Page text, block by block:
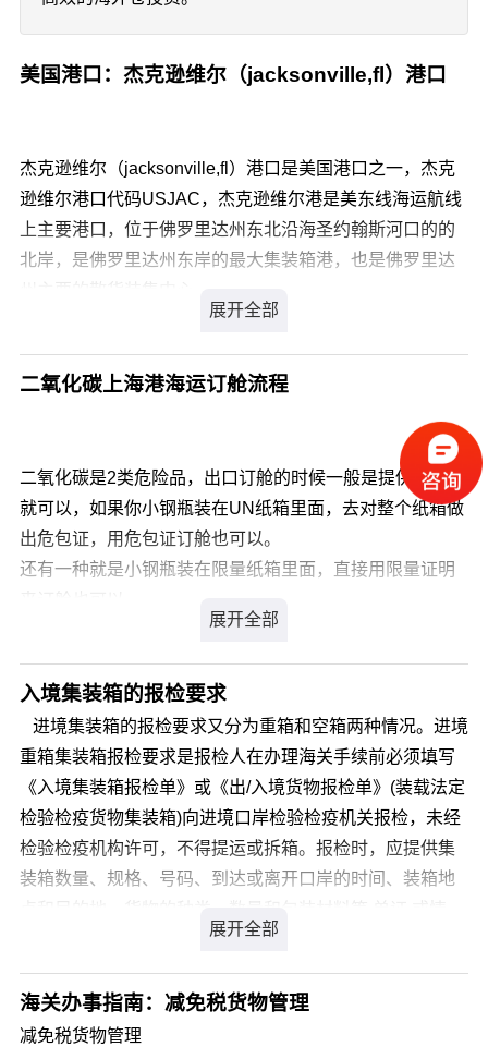
美国港口：杰克逊维尔（jacksonville,fl）港口
杰克逊维尔（jacksonville,fl）港口是美国港口之一，杰克
逊维尔港口代码USJAC，杰克逊维尔港是美东线海运航线
上主要港口，位于佛罗里达州东北沿海圣约翰斯河口的的
北岸，是佛罗里达州东岸的最大集装箱港，也是佛罗里达
港口名 杰克逊维尔 Jacksonville,FL 港口代码 USJAC 主要
港口 主要 国家/地区代码 US 国家/地区 美国 国家/地区英文
名称 USA 航线名称 美东线
二氧化碳上海港海运订舱流程
二氧化碳是2类危险品，出口订舱的时候一般是提供锅检证
就可以，如果你小钢瓶装在UN纸箱里面，去对整个纸箱做
出危包证，用危包证订舱也可以。
还有一种就是小钢瓶装在限量纸箱里面，直接用限量证明
锅检证，限量证，船级证都可以用来订舱截申报。
UN No.：1013 CLASS 2.2
海运危险货物运输规则 （IMDG Code）
联合国正确运输名称（中文）：二氧化碳
联合国正确运输名称（英文）：CARBON DIOXIDE
有限数量：120ml
危险品出口先是订舱，然后是危申报，进港报关，签单。
订舱的时候提供钢瓶证书也叫锅检证书。要是钢瓶装在纸
箱里面可以做出危包证的，提供危包证也是可以的，订舱
做危申报的时候提供正本。
排报关，再就是去进港。
需要注意的是2类危险品是需要船边直装的，所有进港时间
入境集装箱的报检要求
进境集装箱的报检要求又分为重箱和空箱两种情况。进境
重箱集装箱报检要求是报检人在办理海关手续前必须填写
《入境集装箱报检单》或《出/入境货物报检单》(装载法定
检验检疫货物集装箱)向进境口岸检验检疫机关报检，未经
检验检疫机构许可，不得提运或拆箱。报检时，应提供集
装箱数量、规格、号码、到达或离开口岸的时间、装箱地
况。进境空箱报检要求是报检人在办理 海关 手续前必须向
进境口岸检验检疫机构申报，申报内容包括集装箱数量、
规格、号码、到达或离开口岸的时间、装箱地点和目的地
等单证或情况。
海关办事指南：减免税货物管理
减免税货物管理